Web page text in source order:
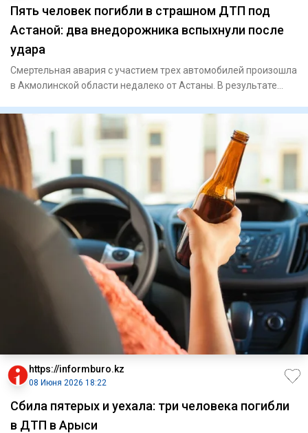
Пять человек погибли в страшном ДТП под
Астаной: два внедорожника вспыхнули после
удара
Смертельная авария с участием трех автомобилей произошла
в Акмолинской области недалеко от Астаны. В результате
https://informburo.kz
08 Июня 2026 18:22
Сбила пятерых и уехала: три человека погибли
в ДТП в Арыси